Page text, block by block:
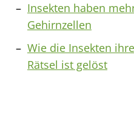
Insekten haben
Gehirnzellen
Wie die Insekten
Rätsel ist gelöst